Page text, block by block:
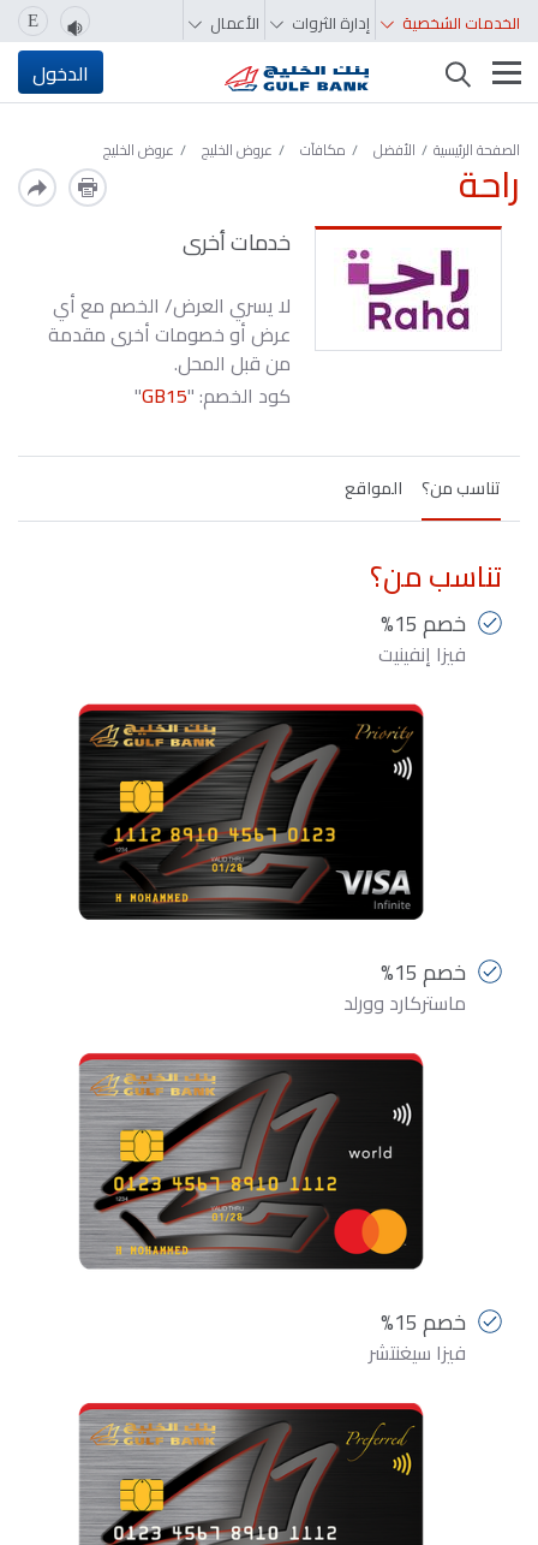
الخدمات الشخصية إدارة الثروات الأعمال E
تغيير التصفّح الدخول
الصفحة الرئيسية الأفضل مكافآت عروض الخليج عروض الخليج
راحة
خدمات أخرى
لا يسري العرض/ الخصم مع أي
عرض أو خصومات أخرى مقدمة
من قبل المحل.
كود الخصم: "GB15
"
تناسب من؟ المواقع
تناسب من؟
خصم 15%
فيزا إنفينيت
خصم 15%
ماستركارد وورلد
خصم 15%
فيزا سيغنتشر